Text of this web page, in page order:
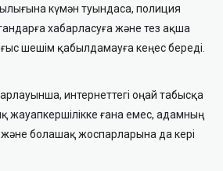
күмән туындаса, полиция
хабарласуға және тез ақша
шешім қабылдамауға кеңес береді.
интернеттегі оңай табысқа
жауапкершілікке ғана емес, адамның
болашақ жоспарларына да кері